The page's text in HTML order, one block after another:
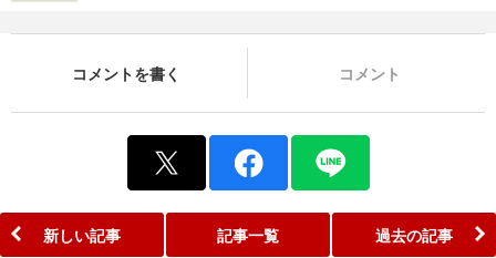
コメントを書く コメント
新しい記事 記事一覧 過去の記事